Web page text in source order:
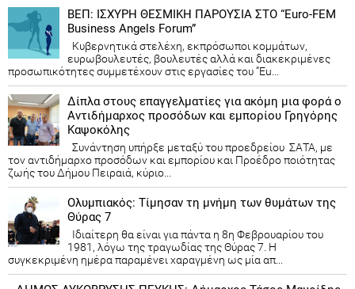
ΒΕΠ: ΙΣΧΥΡΗ ΘΕΣΜΙΚΗ ΠΑΡΟΥΣΙΑ ΣΤΟ “Euro-FEM
Business Angels Forum”
Κυβερνητικά στελέχη, εκπρόσωποι κομμάτων,
ευρωβουλευτές, βουλευτές αλλά και διακεκριμένες
προσωπικότητες συμμετέχουν στις εργασίες του “Eu...
Δίπλα στους επαγγελματίες για ακόμη μια φορά ο
Αντιδήμαρχος προσόδων και εμπορίου Γρηγόρης
Καψοκόλης
Συνάντηση υπήρξε μεταξύ του προεδρείου ΣΑΤΑ, με
τον αντιδήμαρχο προσόδων και εμπορίου και Προέδρο ποιότητας
ζωής του Δήμου Πειραιά, κύριο...
Ολυμπιακός: Τίμησαν τη μνήμη των θυμάτων της
Θύρας 7
Ιδιαίτερη θα είναι για πάντα η 8η Φεβρουαρίου του
1981, λόγω της τραγωδίας της Θύρας 7. Η
συγκεκριμένη ημέρα παραμένει χαραγμένη ως μία απ...